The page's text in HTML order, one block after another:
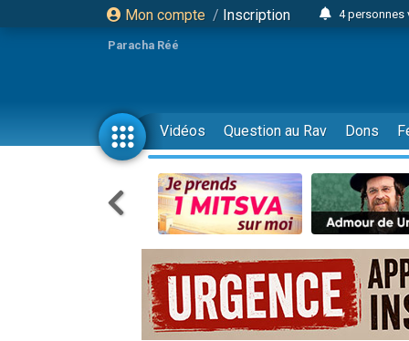
Mon compte / Inscription
4 personnes
3
13
2
30
Il reste
12
3 personnes
2 personnes
Paracha Réé
Vidéos Question au Rav Dons